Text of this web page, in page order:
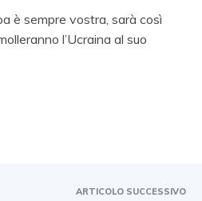
è sempre vostra, sarà così
l’Ucraina al suo
ARTICOLO SUCCESSIVO